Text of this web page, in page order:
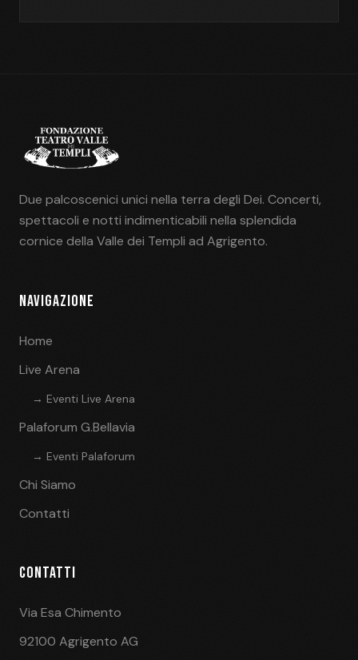
Due palcoscenici unici nella terra degli Dei. Concerti,
spettacoli e notti indimenticabili nella splendida
cornice della Valle dei Templi ad Agrigento.
NAVIGAZIONE
Home
Live Arena
→ Eventi Live Arena
Palaforum G.Bellavia
→ Eventi Palaforum
Chi Siamo
Contatti
CONTATTI
Via Esa Chimento
92100 Agrigento AG